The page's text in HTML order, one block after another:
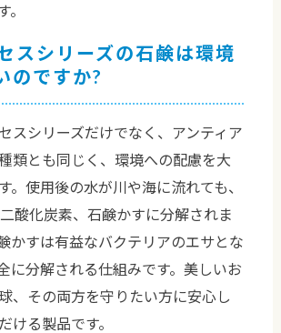
スシリーズの石鹸は環境
のですか?
スシリーズだけでなく、アンティア
類とも同じく、環境への配慮を大
。使用後の水が川や海に流れても、
酸化炭素、石鹸かすに分解されま
かすは有益なバクテリアのエサとな
に分解される仕組みです。美しいお
、その両方を守りたい方に安心し
ける製品です。